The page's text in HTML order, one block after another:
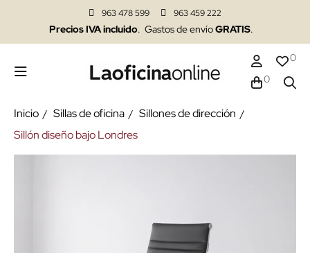
963 478 599 963 459 222
Precios IVA incluido. Gastos de envíoGRATIS.
0
0
Inicio Sillas de oficina
Sillones de dirección
Sillón diseño bajo Londres